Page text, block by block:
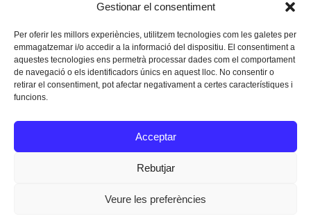
Gestionar el consentiment
Per oferir les millors experiències, utilitzem tecnologies com les galetes per
emmagatzemar i/o accedir a la informació del dispositiu. El consentiment a
aquestes tecnologies ens permetrà processar dades com el comportament
de navegació o els identificadors únics en aquest lloc. No consentir o
retirar el consentiment, pot afectar negativament a certes característiques i
funcions.
Acceptar
Rebutjar
Veure les preferències
Instagram
Facebook
Twitter
Texts Legals